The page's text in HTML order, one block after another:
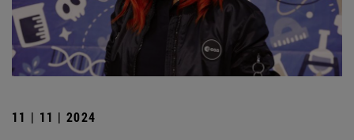
11 | 11 | 2024